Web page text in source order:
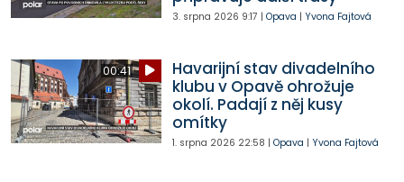
3. srpna 2026 9:17 | Opava | Yvona Fajtová
00:41
Havarijní stav divadelního
klubu v Opavě ohrožuje
okolí. Padají z něj kusy
omítky
1. srpna 2026 22:58 | Opava | Yvona Fajtová